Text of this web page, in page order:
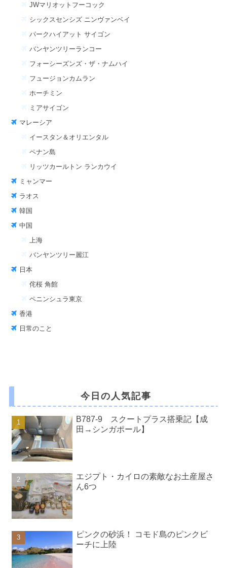
JWマリオットフーコック
シックスセンシズ ニンヴァンベイ
パークハイアット サイゴン
バンヤンツリーランコー
フォーシーズンズ・ザ・ナムハイ
フュージョンカムラン
ホーチミン
ミアサイゴン
マレーシア
イースタン＆オリエンタル
ペナン島
リッツカールトン ランカウイ
ミャンマー
ラオス
韓国
中国
上海
バンヤンツリー麗江
日本
侘桜 角館
ペニンシュラ東京
香港
日常のこと
今日の人気記事
B787-9 スクートプラス搭乗記【成
田→シンガポール】
エジプト・カイロの素敵なお土産屋さ
ん6つ
ピンクの砂浜！ コモド島のピンクビ
ーチに上陸